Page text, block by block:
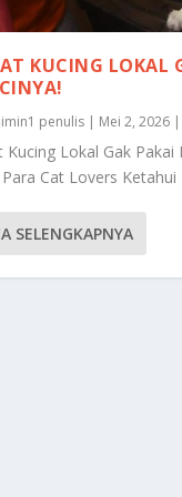
KUCING LOKAL
penulis | Mei 2, 2026 |
Kucing Lokal Gak
Cat Lovers Ketahui
SELENGKAPNYA